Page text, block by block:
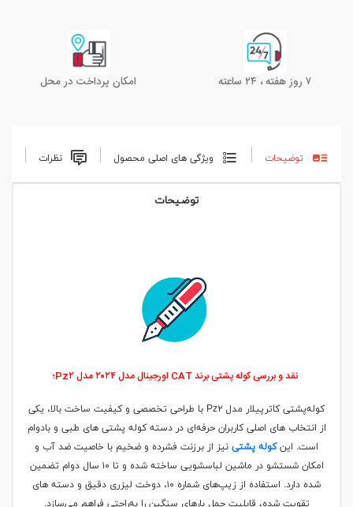
۷ روز هفته ، ۲۴ ساعته امکان پرداخت در محل
توضیحات ویژگی های اصلی محصول نظرات
توضیحات
نقد و بررسیکوله پشتی برند CAT اورجینال مدل ۲۰۲۴ مدل Pz۲؛
کوله‌پشتی کاترپیلار مدل Pz۲ با طراحی تخصصی و کیفیت ساخت بالا، یکی
از انتخاب‌ های اصلی کاربران حرفه‌ای در دسته کوله‌ پشتی‌ های طبی و بادوام
است. اینکوله پشتینیز از برزنت فشرده و ضخیم با خاصیت ضد آب و
امکان شستشو در ماشین لباسشویی ساخته شده و تا ۱۰ سال دوام تضمین‌
شده دارد. استفاده از زیپ‌های شماره ۱۰، دوخت لیزری دقیق و دسته‌ های
تقویت‌ شده، قابلیت حمل بارهای سنگین را به‌راحتی فراهم می‌سازد.